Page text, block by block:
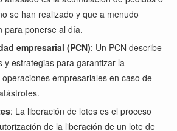
se han realizado y que a menudo
para ponerse al día.
empresarial (PCN): Un PCN describe
y estrategias para garantizar la
empresariales en caso de
: La liberación de lotes es el proceso
de la liberación de un lote de